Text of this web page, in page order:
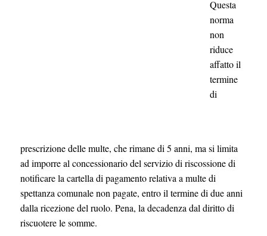
Questa
norma
non
riduce
affatto il
termine
di
prescrizione delle multe, che rimane di 5 anni, ma si limita
ad imporre al concessionario del servizio di riscossione di
notificare la cartella di pagamento relativa a multe di
spettanza comunale non pagate, entro il termine di due anni
dalla ricezione del ruolo. Pena, la decadenza dal diritto di
riscuotere le somme.